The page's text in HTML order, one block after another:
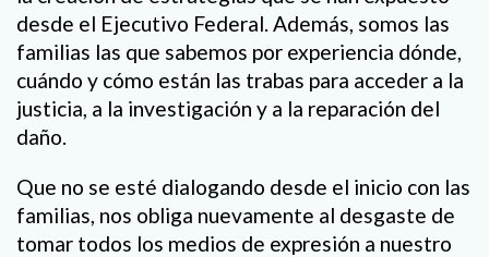
desde el Ejecutivo Federal. Además, somos las
familias las que sabemos por experiencia dónde,
cuándo y cómo están las trabas para acceder a la
justicia, a la investigación y a la reparación del
daño.
Que no se esté dialogando desde el inicio con las
familias, nos obliga nuevamente al desgaste de
tomar todos los medios de expresión a nuestro